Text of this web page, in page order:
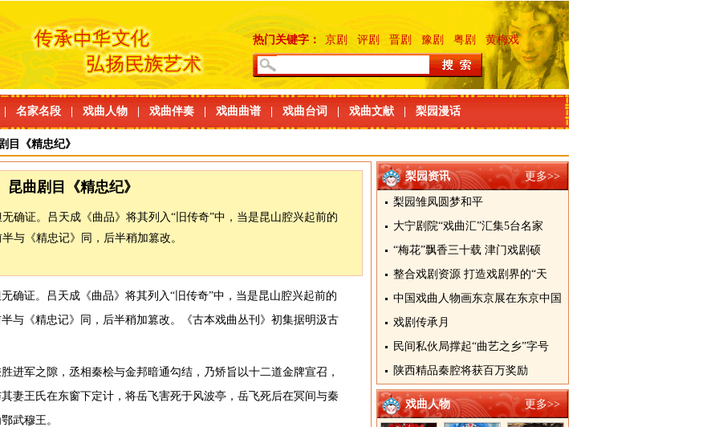
热门关键字： 京剧 评剧 晋剧 豫剧 粤剧 黄梅戏
名家名段 戏曲人物 戏曲伴奏 戏曲曲谱 戏曲台词 戏曲文献 梨园漫话
目《精忠纪》
昆曲剧目《精忠纪》
确证。吕天成《曲品》将其列入“旧传奇”中，当是昆山腔兴起前的
与《精忠记》同，后半稍加篡改。
确证。吕天成《曲品》将其列入“旧传奇”中，当是昆山腔兴起前的
与《精忠记》同，后半稍加篡改。《古本戏曲丛刊》初集据明汲古
进军之隙，丞相秦桧与金邦暗通勾结，乃矫旨以十二道金牌宣召，
妻王氏在东窗下定计，将岳飞害死于风波亭，岳飞死后在冥间与秦
武穆王。
更多>>
梨园资讯
梨园雏凤圆梦和平
大宁剧院“戏曲汇”汇集5台名家
“梅花”飘香三十载 津门戏剧硕
整合戏剧资源 打造戏剧界的“天
中国戏曲人物画东京展在东京中国
戏剧传承月
民间私伙局撑起“曲艺之乡”字号
陕西精品秦腔将获百万奖励
更多>>
戏曲人物